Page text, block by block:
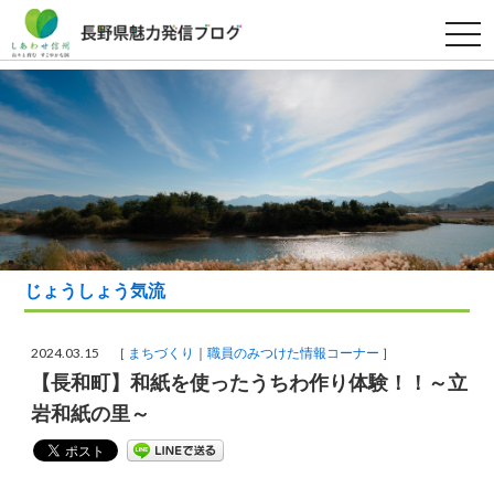
t
o
g
l
e
n
a
g
a
t
o
じょうしょう気流
2024.03.15 ［ まちづくり 職員のみつけた情報コーナー ］
【長和町】和紙を使ったうちわ作り体験！！～立
岩和紙の里～